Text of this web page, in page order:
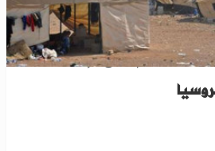
11 عائلة من مخيم "روج" إلى